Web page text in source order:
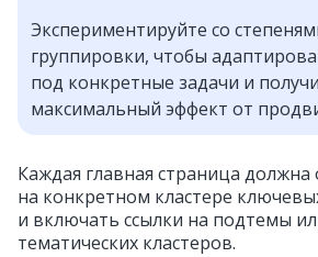
Экспериментируйте со
группировки, чтобы
под конкретные задачи и
максимальный эффект от
Каждая главная страница должна
на конкретном кластере
и включать ссылки на подтемы
тематических кластеров.